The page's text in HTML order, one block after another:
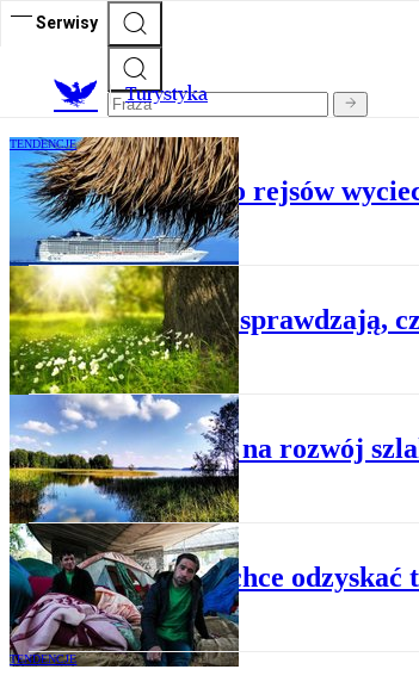
Serwisy
Turystyka
TENDENCJE
Turcy dopłacają do rejsów
TENDENCJE
Leśnicy sprawdzają,
TENDENCJE
Miliony na rozwój
TENDENCJE
Lesbos chce odzyskać
TENDENCJE